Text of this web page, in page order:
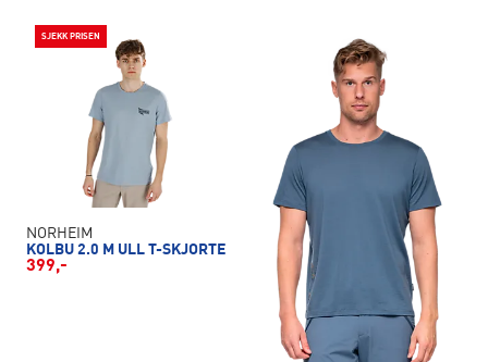
SJEKK PRISEN
NORHEIM
KOLBU 2.0 M ULL T-SKJORTE
399,-